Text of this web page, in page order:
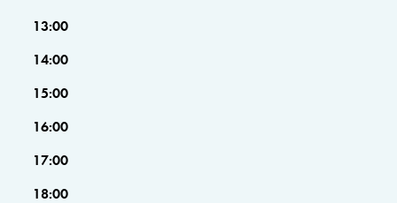
13:00
14:00
15:00
16:00
17:00
18:00